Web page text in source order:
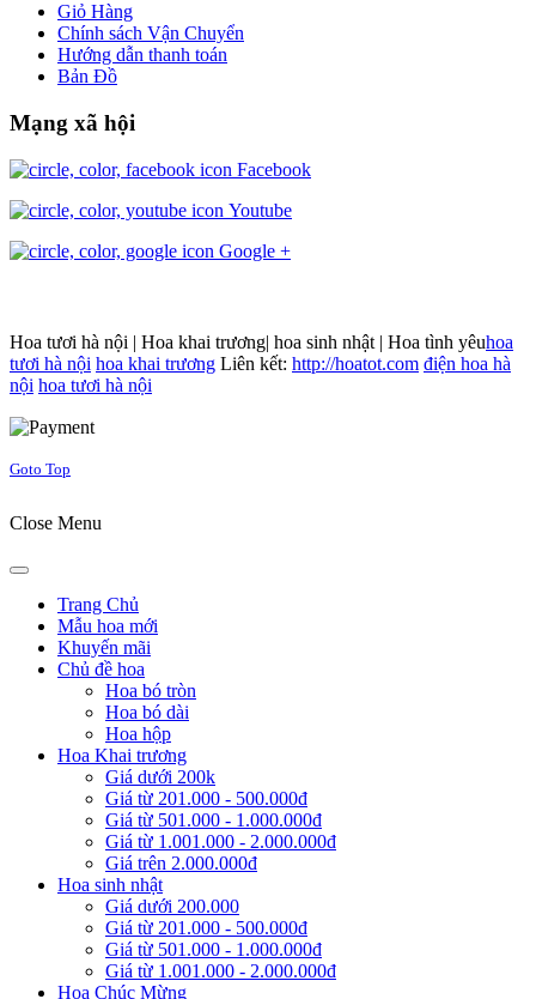
Giỏ Hàng
Chính sách Vận Chuyển
Hướng dẫn thanh toán
Bản Đồ
Mạng xã hội
Facebook
Youtube
Google +
Hoa tươi hà nội | Hoa khai trương| hoa sinh nhật | Hoa tình yêuhoa
tươi hà nội hoa khai trương Liên kết: http://hoatot.com điện hoa hà
nội hoa tươi hà nội
Goto Top
Close Menu
Trang Chủ
Mẫu hoa mới
Khuyến mãi
Chủ đề hoa
Hoa bó tròn
Hoa bó dài
Hoa hộp
Hoa Khai trương
Giá dưới 200k
Giá từ 201.000 - 500.000đ
Giá từ 501.000 - 1.000.000đ
Giá từ 1.001.000 - 2.000.000đ
Giá trên 2.000.000đ
Hoa sinh nhật
Giá dưới 200.000
Giá từ 201.000 - 500.000đ
Giá từ 501.000 - 1.000.000đ
Giá từ 1.001.000 - 2.000.000đ
Hoa Chúc Mừng